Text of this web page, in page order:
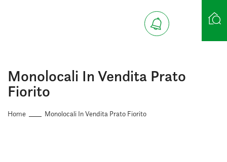
Monolocali In Vendita Prato
Fiorito
Home Monolocali In Vendita Prato Fiorito